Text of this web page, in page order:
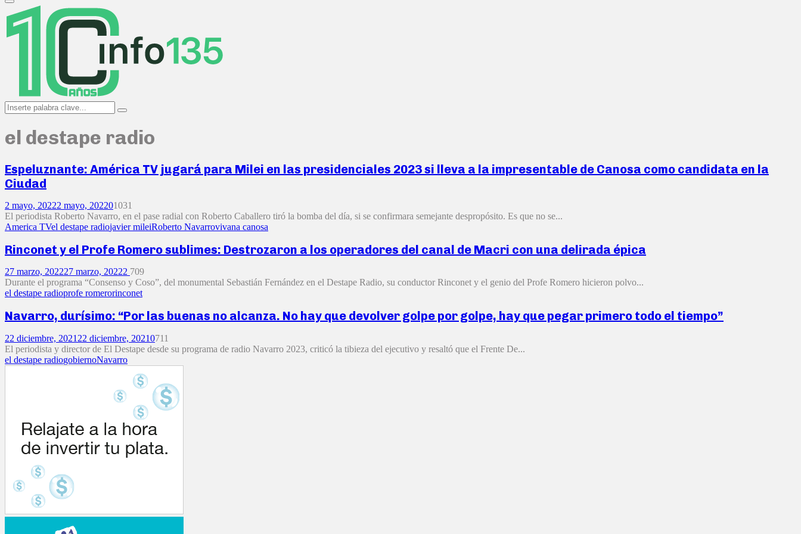
Primary
Menu
Search
for:
Search
el destape radio
Espeluznante: América TV jugará para Milei en las presidenciales 2023 si lleva a la impresentable de Canosa como candidata en la
Ciudad
2 mayo, 20222 mayo, 202201031
El periodista Roberto Navarro, en el pase radial con Roberto Caballero tiró la bomba del día, si se confirmara semejante despropósito. Es que no se...
America TVel destape radiojavier mileiRoberto Navarrovivana canosa
Rinconet y el Profe Romero sublimes: Destrozaron a los operadores del canal de Macri con una delirada épica
27 marzo, 202227 marzo, 20222 709
Durante el programa “Consenso y Coso”, del monumental Sebastián Fernández en el Destape Radio, su conductor Rinconet y el genio del Profe Romero hicieron polvo...
el destape radioprofe romerorinconet
Navarro, durísimo: “Por las buenas no alcanza. No hay que devolver golpe por golpe, hay que pegar primero todo el tiempo”
22 diciembre, 2021 22 diciembre, 20210711
El periodista y director de El Destape desde su programa de radio Navarro 2023, criticó la tibieza del ejecutivo y resaltó que el Frente De...
el destape radiogobiernoNavarro